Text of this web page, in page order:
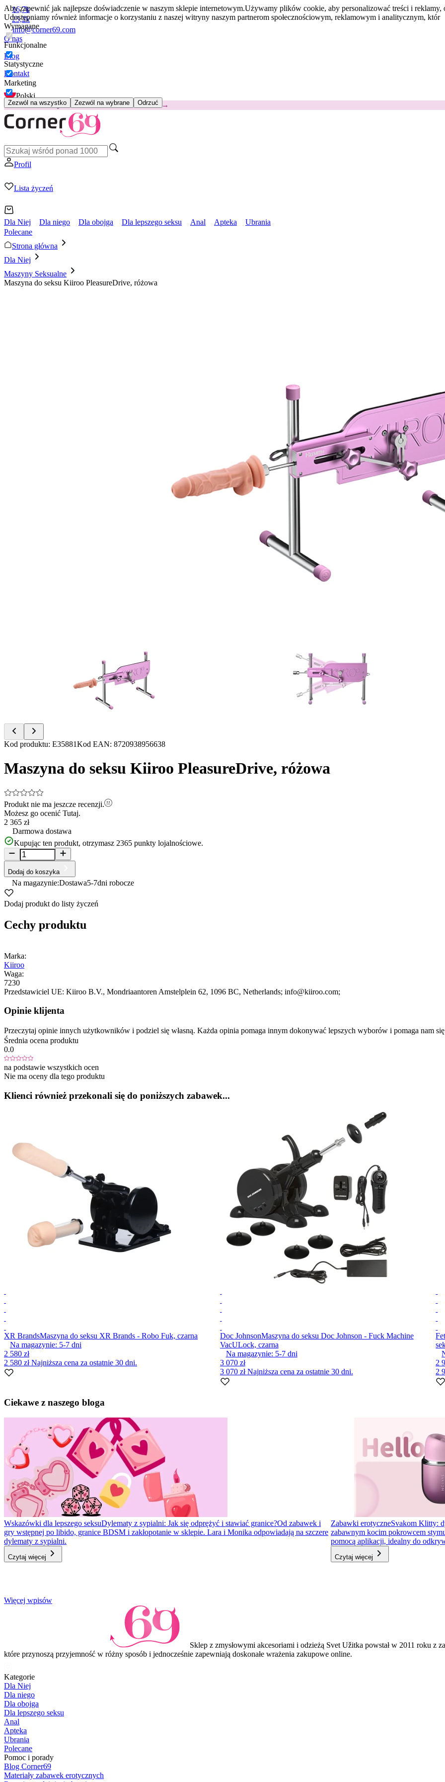
Aby zapewnić jak najlepsze doświadczenie w naszym sklepie internetowym.Używamy plików cookie, aby personalizować treści i reklamy,
Udostępniamy również informacje o korzystaniu z naszej witryny naszym partnerom społecznościowym, reklamowym i analitycznym, któr
Wymagane
Funkcjonalne
Statystyczne
Marketing
Zezwól na wszystko Zezwól na wybrane Odrzuć
16,7k
25,2k
info@corner69.com
O nas
Blog
Kontakt
Polski
😽Svakom Klitty: 65 zł TANIEJKod: KLITTY →
Profil
Lista życzeń
Dla Niej Dla niego Dla obojga Dla lepszego seksu Anal Apteka
Ubrania
Polecane
Strona główna
Dla Niej
Maszyny Seksualne
Maszyna do seksu Kiiroo PleasureDrive, różowa
Item
of
12
Kod produktu: E35881Kod EAN: 8720938956638
Maszyna do seksu Kiiroo PleasureDrive, różowa
Produkt nie ma jeszcze recenzji.
Możesz go ocenić Tutaj.
2 365 zł
Darmowa dostawa
Kupując ten produkt, otrzymasz 2365 punkty lojalnościowe.
Dodaj do koszyka
Na magazynie:Dostawa5-7dni robocze
Dodaj produkt do listy życzeń
Cechy produktu
Marka:
Kiiroo
Waga:
7230
Przedstawiciel UE: Kiiroo B.V., Mondriaantoren Amstelplein 62, 1096 BC, Netherlands; info@kiiroo.com;
Opinie klijenta
Przeczytaj opinie innych użytkowników i podziel się własną. Każda opinia pomaga innym dokonywać lepszych wyborów i pomaga nam
Średnia ocena produktu
0.0
na podstawie wszystkich ocen
Nie ma oceny dla tego produktu
Klienci również przekonali się do poniższych zabawek...
XR BrandsMaszyna do seksu XR Brands - Robo Fuk, czarna
Na magazynie: 5-7 dni
2 580 zł
2 580 złNajniższa cena za ostatnie 30 dni.
Doc JohnsonMaszyna do seksu Doc Johnson - Fuck Machine
VacULock, czarna
Na magazynie: 5-7 dni
3 070 zł
3 070 złNajniższa cena za ostatnie 30 dni.
2
2
1
8
Ciekawe z naszego bloga
Wskazówki dla lepszego seksuDylematy z sypialni: Jak się odprężyć i stawiać granice?Od zabawek i
gry wstępnej po libido, granice BDSM i zakłopotanie w sklepie. Lara i Monika odpowiadają na szczere
dylematy z sypialni.
Czytaj więcej
Zabawki erotyczneSvakom Klitty:
zabawnym kocim pokrowcem
pomocą aplikacji, idealny do
Czytaj więcej
Item
Więcej wpisów
Sklep z zmysłowymi akcesoriami i odzieżą Svet Užitka powstał w 2011 roku z
które przynoszą przyjemność w różny sposób i jednocześnie zapewniają doskonałe wrażenia zakupowe online.
Kategorie
Dla Niej
Dla niego
Dla obojga
Dla lepszego seksu
Anal
Apteka
Ubrania
Polecane
Pomoc i porady
Blog Corner69
Materiały zabawek erotycznych